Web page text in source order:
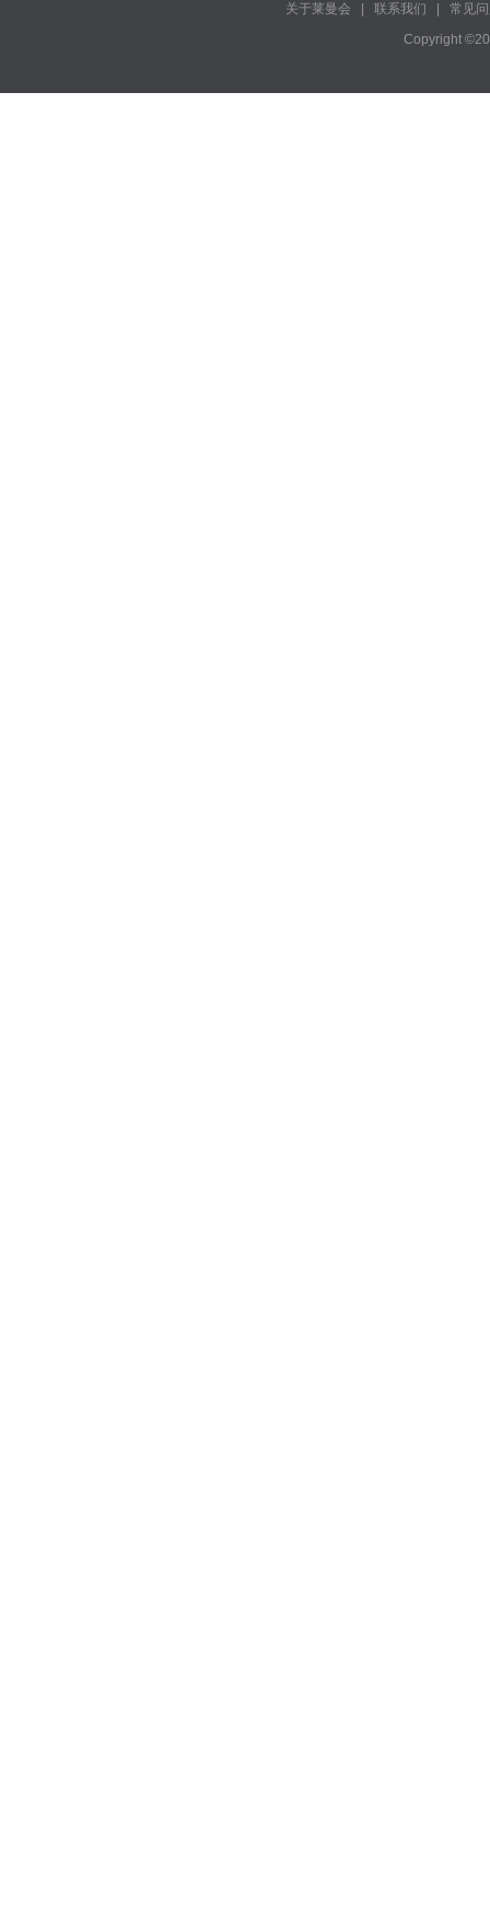
关于莱曼会 联系我们
常见
Copyright